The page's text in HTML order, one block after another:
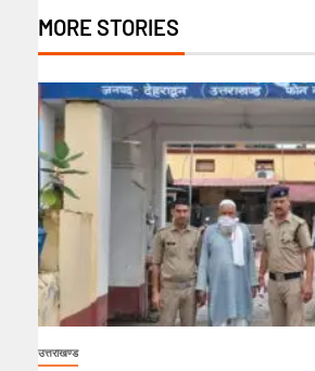
MORE STORIES
उत्तराखण्ड